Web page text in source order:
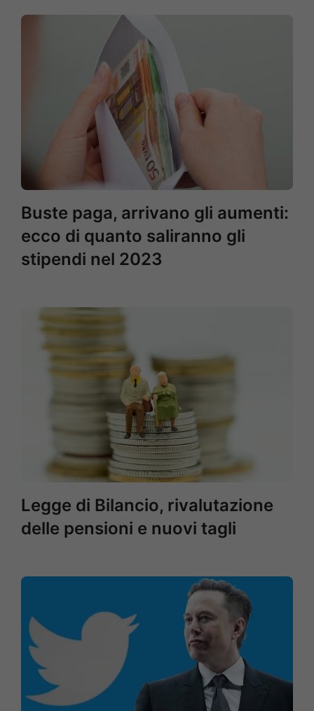
Buste paga, arrivano gli aumenti:
ecco di quanto saliranno gli
stipendi nel 2023
Legge di Bilancio, rivalutazione
delle pensioni e nuovi tagli